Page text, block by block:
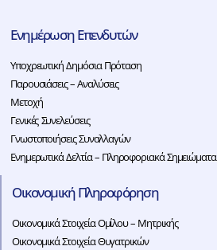
Ενημέρωση Επενδυτών
Υποχρεωτική Δημόσια Πρόταση
Παρουσιάσεις – Αναλύσεις
Μετοχή
Γενικές Συνελεύσεις
Γνωστοποιήσεις Συναλλαγών
Ενημερωτικά Δελτία – Πληροφοριακά Σημειώματα
Οικονομική Πληροφόρηση
Οικονομικά Στοιχεία Ομίλου – Μητρικής
Οικονομικά Στοιχεία Θυγατρικών